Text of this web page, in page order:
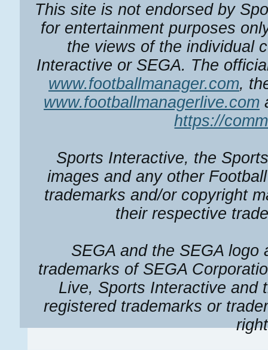
This site is not endorsed by
for entertainment purposes
the views of the individual
Interactive or SEGA. The
www.footballmanager.com,
www.footballmanagerlive.com
https://
Sports Interactive, the
images and any other
trademarks and/or copyright
their respective
SEGA and the SEGA
trademarks of SEGA
Live, Sports Interactive and
registered trademarks or